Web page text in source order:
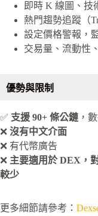
即時 K 線圖、技
熱門趨勢追蹤（
設定價格警報，
交易量、流動性
優勢與限制
✅ 支援 90+ 條公鏈 ，
❌ 沒有中文介面
❌ 有代幣廣告
❌ 主要適用於 DEX，
較少
更多細節請參考：